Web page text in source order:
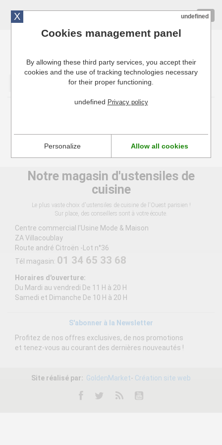
Cuisinresto: Ustensiles de cuisine pour professionnels
La revue de presse est pour le moment indisponible.
Notre magasin d'ustensiles de
cuisine
Le plus vaste choix d'ustensiles de cuisine de l'Ouest parisien !
Sur place, des conseillers sont à votre écoute.
Centre commercial l'Usine Mode & Maison
ZA Villacoublay
Route andré Citroën -Lot n°36
Tél magasin: 01 34 65 33 68
Horaires d'ouverture:
Du Mardi au vendredi De 11 H à 20 H
Samedi et Dimanche De 10 H à 20 H
S'abonner à la Newsletter
Profitez de nos offres exclusives, de nos promotions
et tenez-vous au courant des dernières nouveautés !
Site réalisé par: GoldenMarket- Création site web
X undefined
Cookies management panel
By allowing these third party services, you accept their
cookies and the use of tracking technologies necessary
for their proper functioning.
undefined Privacy policy
Personalize Allow all cookies